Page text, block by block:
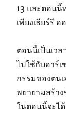
13 และตอนนี้
เพียงเธียร์รี
ตอนนี้เป็นเว
ไปใช้กับอาร์
กรรมของตน
พยายามสร้า
ในตอนนี้จะไ